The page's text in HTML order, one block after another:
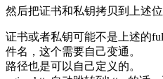
然后把证书和私钥拷贝到上述位
证书或者私钥可能不是上述的
件名，这个需要自己变通。
路径也是可以自己定义的。